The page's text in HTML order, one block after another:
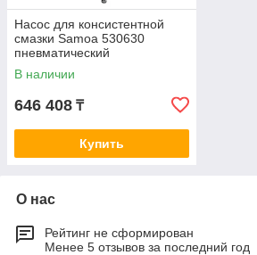
Насос для консистентной
смазки Samoa 530630
пневматический
В наличии
646 408 ₸
Купить
О нас
Рейтинг не сформирован
Менее 5 отзывов за последний год